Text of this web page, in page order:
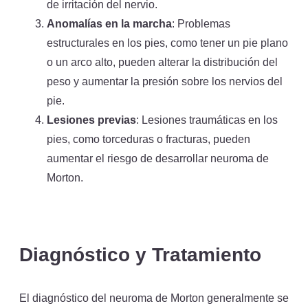
de irritación del nervio.
Anomalías en la marcha: Problemas
estructurales en los pies, como tener un pie plano
o un arco alto, pueden alterar la distribución del
peso y aumentar la presión sobre los nervios del
pie.
Lesiones previas: Lesiones traumáticas en los
pies, como torceduras o fracturas, pueden
aumentar el riesgo de desarrollar neuroma de
Morton.
Diagnóstico y Tratamiento
El diagnóstico del neuroma de Morton generalmente se